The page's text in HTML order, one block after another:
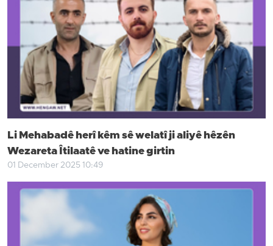
Li Mehabadê herî kêm sê welatî ji aliyê hêzên
Wezareta Îtilaatê ve hatine girtin
01 December 2025 10:49